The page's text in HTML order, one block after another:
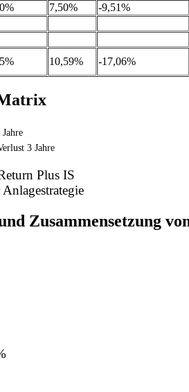
7,50%
-9,51%
10,59% -17,06%
3 Jahre
Plus IS
Zusammensetzung